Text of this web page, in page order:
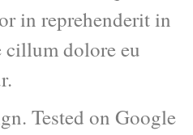
in reprehenderit in
cillum dolore eu
Tested on Google